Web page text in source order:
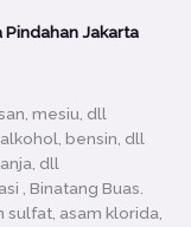
Pindahan Jakarta
mesiu, dll
bensin, dll
dll
, Binatang Buas.
sulfat, asam klorida,